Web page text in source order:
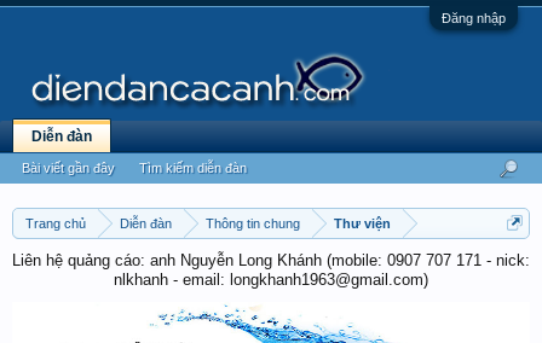
Đăng nhập
Trang chủ Diễn đàn Thông tin chung Thư viện
Liên hệ quảng cáo: anh Nguyễn Long Khánh (mobile: 0907 707 171 - nick:
nlkhanh - email: longkhanh1963@gmail.com)
Diễn đàn
Bài viết gần đây Tìm kiếm diễn đàn